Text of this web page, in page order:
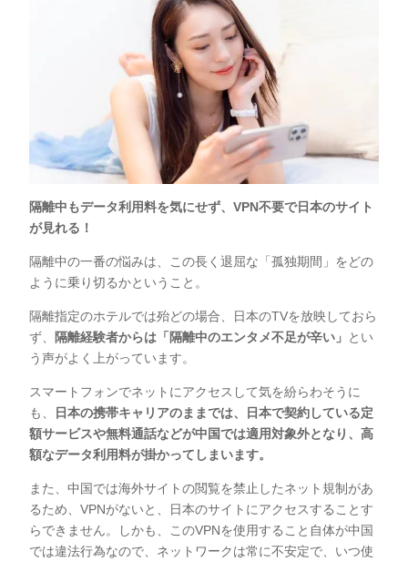
隔離中もデータ利用料を気にせず、VPN不要で日本のサイト
が見れる！
隔離中の一番の悩みは、この長く退屈な「孤独期間」をどの
ように乗り切るかということ。
隔離指定のホテルでは殆どの場合、日本のTVを放映しておら
ず、
隔離経験者からは 「隔離中のエンタメ不足が辛い」 とい
う声がよく上がっています。
スマートフォンでネットにアクセスして気を紛らわそうに
も、
日本の携帯キャリアのままでは、日本で契約している定
額サービスや無料通話などが中国では適用対象外となり、高
額なデータ利用料が掛かってしまいます。
また、中国では海外サイトの閲覧を禁止したネット規制があ
るため、VPNがないと、日本のサイトにアクセスすることす
らできません。しかも、このVPNを使用すること自体が中国
では違法行為なので、ネットワークは常に不安定で、いつ使